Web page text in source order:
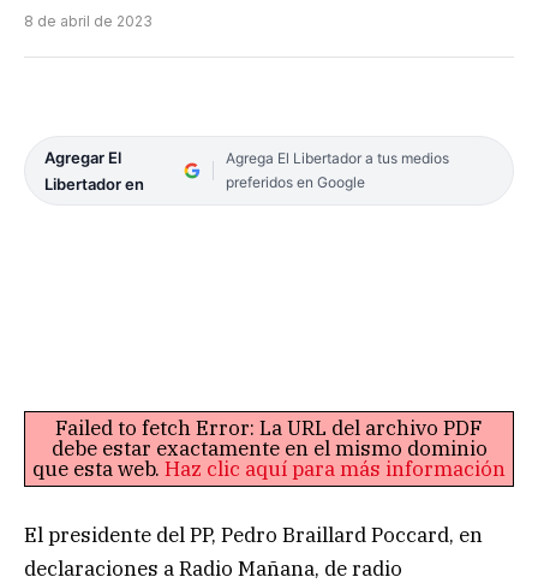
8 de abril de 2023
Agregar El
Libertador en
Agrega El Libertador a tus medios
preferidos en Google
Failed to fetch Error: La URL del archivo PDF
debe estar exactamente en el mismo dominio
que esta web. Haz clic aquí para más información
El presidente del PP, Pedro Braillard Poccard, en
declaraciones a Radio Mañana, de radio